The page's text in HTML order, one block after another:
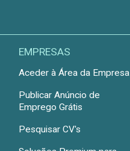
EMPRESAS
Aceder à Área da Empresa
Publicar Anúncio de
Emprego Grátis
Pesquisar CV's